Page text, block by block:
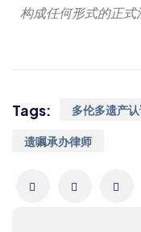
构成任何形式的正式
Tags: 多伦多遗产
遗嘱承办律师